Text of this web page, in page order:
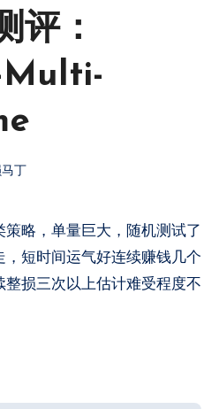
评：
Multi-
丁
，短时间运气好连续赚钱几个
整损三次以上估计难受程度不